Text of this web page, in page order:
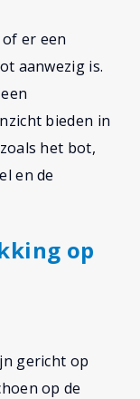
er een
aanwezig is.
bieden in
het bot,
en de
op
gericht op
op de